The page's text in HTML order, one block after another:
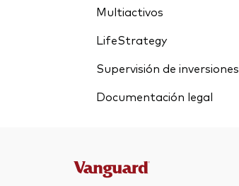
Multiactivos
LifeStrategy
Supervisión de inversiones
Documentación legal